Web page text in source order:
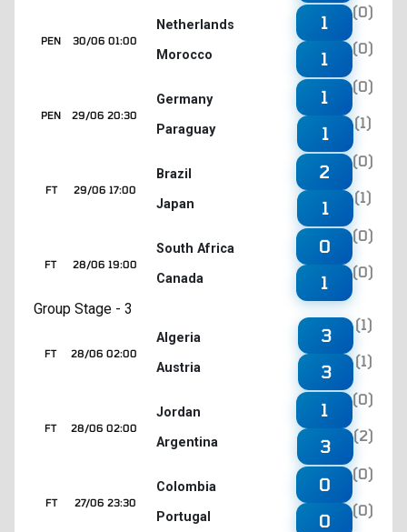
30/06 01:00
PEN
Netherlands
Morocco
1
(0)
1
(0)
29/06 20:30
PEN
Germany
Paraguay
1
(0)
1
(1)
29/06 17:00
FT
Brazil
Japan
2
(0)
1
(1)
28/06 19:00
FT
South Africa
Canada
0
(0)
1
(0)
Group Stage - 3
28/06 02:00
FT
Algeria
Austria
3
(1)
3
(1)
28/06 02:00
FT
Jordan
Argentina
1
(0)
3
(2)
27/06 23:30
FT
Colombia
Portugal
0
(0)
0
(0)